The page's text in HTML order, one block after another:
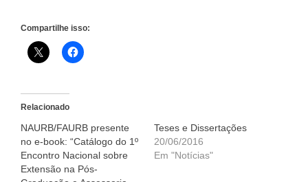
Compartilhe isso:
Relacionado
NAURB/FAURB presente
no e-book: “Catálogo do 1º
Encontro Nacional sobre
Extensão na Pós-
Teses e Dissertações
20/06/2016
Em "Notícias"